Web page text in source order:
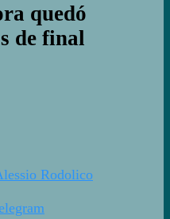
quedó
de final
Rodolico